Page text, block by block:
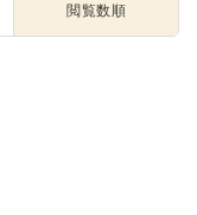
閲覧数順